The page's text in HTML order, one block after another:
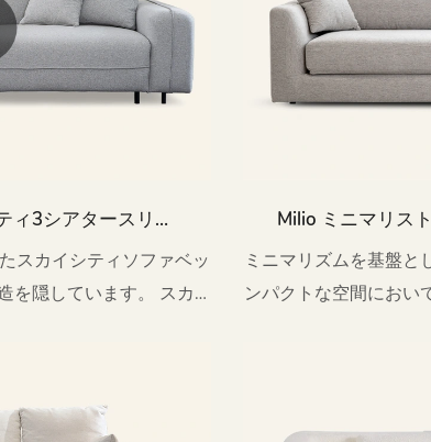
ィ3シアタースリー
グルームM076B
スカイシティソファベッ
を隠しています。 スカイ
Milio ミニマリス
ベッド（省
ミニマリズムを基盤と
ンパクトな空間におい